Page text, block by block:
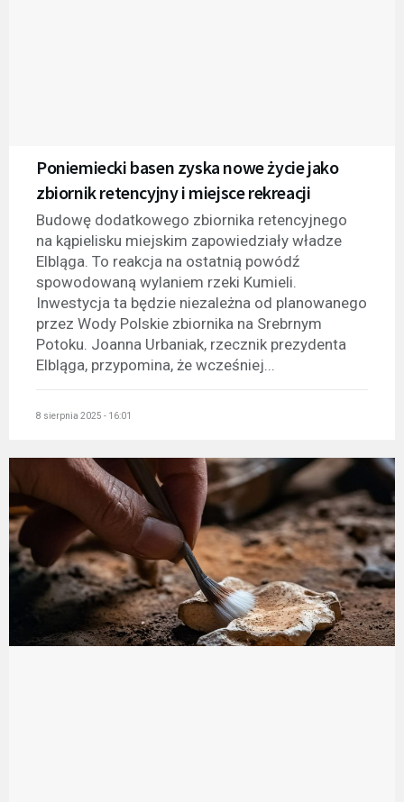
Poniemiecki basen zyska nowe życie jako
zbiornik retencyjny i miejsce rekreacji
Budowę dodatkowego zbiornika retencyjnego
na kąpielisku miejskim zapowiedziały władze
Elbląga. To reakcja na ostatnią powódź
spowodowaną wylaniem rzeki Kumieli.
Inwestycja ta będzie niezależna od planowanego
przez Wody Polskie zbiornika na Srebrnym
Potoku. Joanna Urbaniak, rzecznik prezydenta
Elbląga, przypomina, że wcześniej...
8 sierpnia 2025 - 16:01